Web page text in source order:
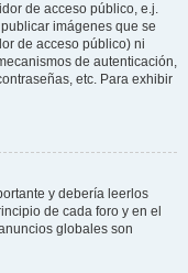
de acceso público, e.j.
imágenes que se
de acceso público) ni
de autenticación,
etc. Para exhibir
y debería leerlos
de cada foro y en el
globales son